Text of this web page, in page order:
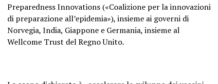
Preparedness Innovations («Coalizione per la innovazioni
di preparazione all’epidemia»), insieme ai governi di
Norvegia, India, Giappone e Germania, insieme al
Wellcome Trust del Regno Unito.